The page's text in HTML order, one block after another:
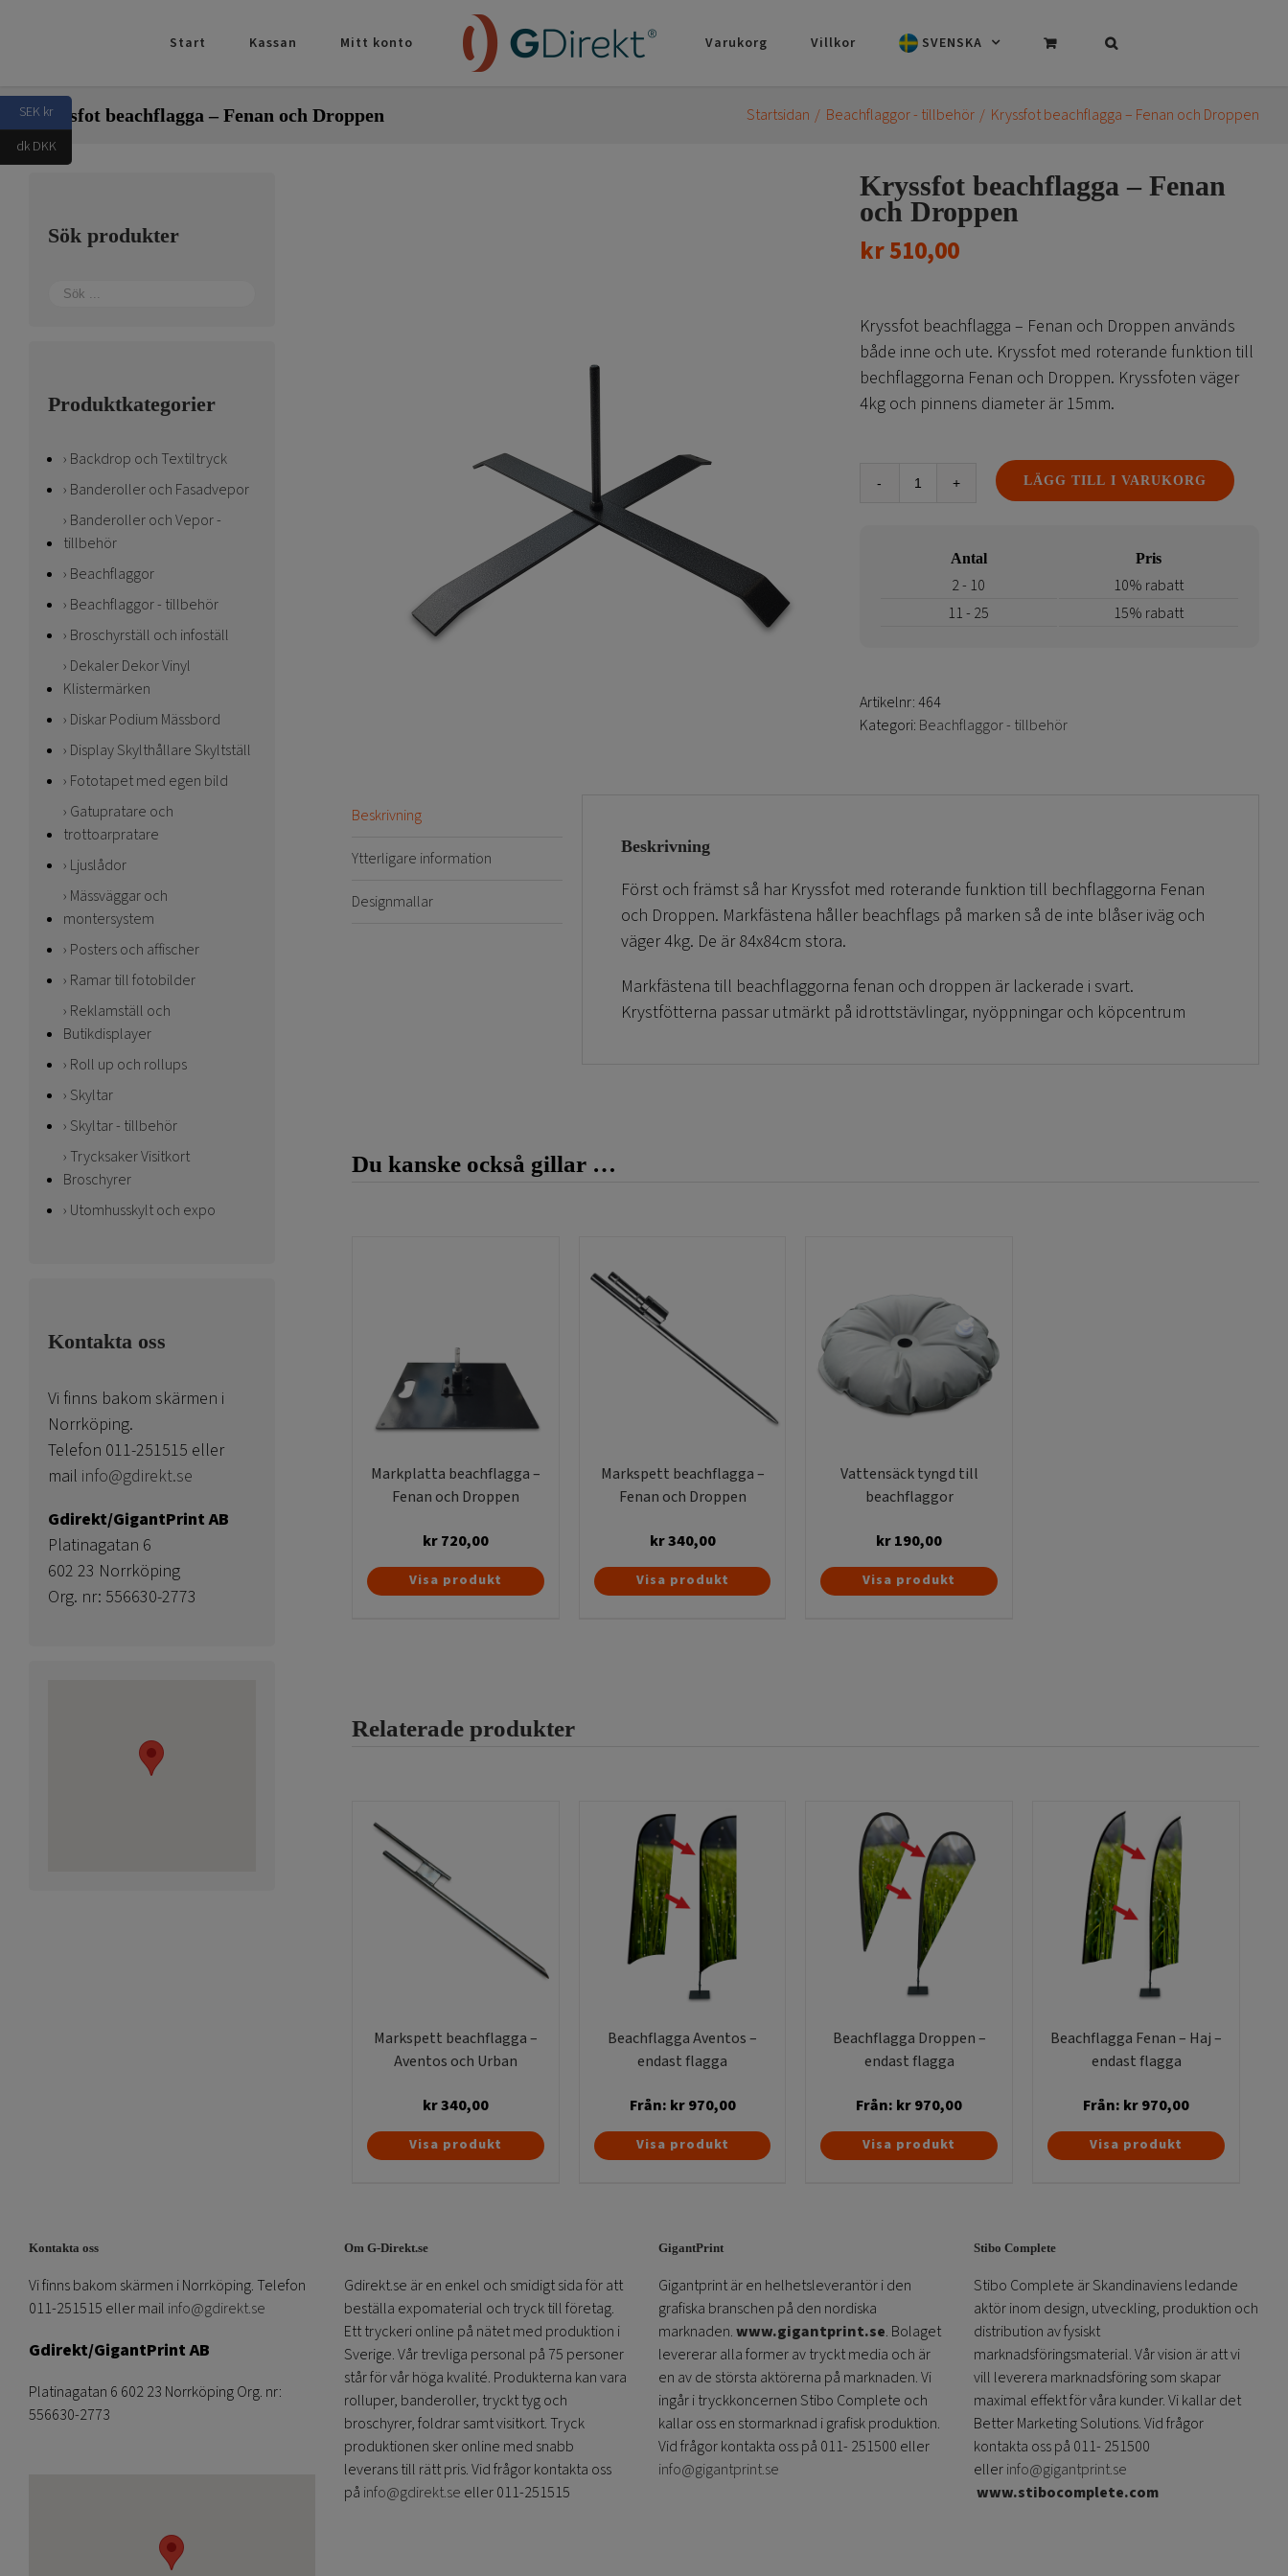
Start Kassan Mitt konto Varukorg Villkor SVENSKA
Kryssfot beachflagga – Fenan och Droppen Startsidan Beachflaggor - tillbehör Kryssfot beachflagga – Fenan och Droppen
Kryssfot beachflagga – Fenan
och Droppen
kr510,00
Kryssfot beachflagga – Fenan och Droppen används
både inne och ute. Kryssfot med roterande funktion till
bechflaggorna Fenan och Droppen. Kryssfoten väger
4kg och pinnens diameter är 15mm.
Kryssfot
Fenan
Droppen
LÄGG TILL I VARUKORG
Antal Pris
2 - 10
10% rabatt
11 - 25
15% rabatt
Artikelnr:464
Kategori: Beachflaggor - tillbehör
Beskrivning
Ytterligare information
Designmallar
Beskrivning
Först och främst så har Kryssfot med roterande funktion till bechflaggorna Fenan
och Droppen. Markfästena håller beachflags på marken så de inte blåser iväg och
väger 4kg. De är 84x84cm stora.
Markfästena till beachflaggorna fenan och droppen är lackerade i svart.
Krystfötterna passar utmärkt på idrottstävlingar, nyöppningar och köpcentrum
Du kanske också gillar …
Markplatta beachflagga –
Fenan och Droppen
kr720,00
Visa produkt
Markspett beachflagga –
Fenan och Droppen
kr340,00
Visa produkt
Vattensäck tyngd till
beachflaggor
kr190,00
Visa produkt
Relaterade produkter
Markspett beachflagga –
Aventos och Urban
kr340,00
Visa produkt
Beachflagga Aventos –
endast flagga
Från: kr970,00
Den
här
varianter.
De
olika
alternativen
kan
väljas
på
produktsidan
Visa produkt
Beachflagga Droppen –
endast flagga
Från: kr970,00
Den
här
De
alternativen
kan
väljas
på
produktsidan
Visa produkt
Beachflagga Fenan – Haj –
endast flagga
Från: kr970,00
Den
här
De
olika
kan
väljas
på
produktsidan
Visa produkt
Sök produkter
Produktkategorier
Backdrop och Textiltryck
Banderoller och Fasadvepor
Banderoller och Vepor -
tillbehör
Beachflaggor
Beachflaggor - tillbehör
Broschyrställ och infoställ
Dekaler Dekor Vinyl
Klistermärken
Diskar Podium Mässbord
Display Skylthållare Skyltställ
Fototapet med egen bild
Gatupratare och
trottoarpratare
Ljuslådor
Mässväggar och
montersystem
Posters och affischer
Ramar till fotobilder
Reklamställ och
Butikdisplayer
Roll up och rollups
Skyltar
Skyltar - tillbehör
Trycksaker Visitkort
Broschyrer
Utomhusskylt och expo
Kontakta oss
Vi finns bakom skärmen i
Norrköping.
Telefon 011-251515 eller
mail info@gdirekt.se
Gdirekt/GigantPrint AB
Platinagatan 6
602 23 Norrköping
Org. nr: 556630-2773
Kontakta oss
Vi finns bakom skärmen i Norrköping. Telefon
011-251515 eller mail info@gdirekt.se
Gdirekt/GigantPrint AB
Platinagatan 6 602 23 Norrköping Org. nr:
556630-2773
Om G-Direkt.se
Gdirekt.se är en enkel och smidigt sida för att
beställa expomaterial och tryck till företag.
Ett tryckeri online på nätet med produktion i
Sverige. Vår trevliga personal på 75 personer
står för vår höga kvalité. Produkterna kan vara
rolluper, banderoller, tryckt tyg och
broschyrer, foldrar samt visitkort. Tryck
produktionen sker online med snabb
leverans till rätt pris. Vid frågor kontakta oss
på info@gdirekt.se eller 011-251515
GigantPrint
Gigantprint är en helhetsleverantör i den
grafiska branschen på den nordiska
marknaden.www.gigantprint.se. Bolaget
levererar alla former av tryckt media och är
en av de största aktörerna på marknaden. Vi
ingår i tryckkoncernen Stibo Complete och
kallar oss en stormarknad i grafisk produktion.
Vid frågor kontakta oss på 011- 251500 eller
info@gigantprint.se
Stibo Complete
Stibo Complete är Skandinaviens ledande
aktör inom design, utveckling, produktion och
distribution av fysiskt
marknadsföringsmaterial. Vår vision är att vi
vill leverera marknadsföring som skapar
maximal effekt för våra kunder. Vi kallar det
Better Marketing Solutions. Vid frågor
kontakta oss på 011- 251500
ellerinfo@gigantprint.se
www.stibocomplete.com
SEK kr
dk DKK